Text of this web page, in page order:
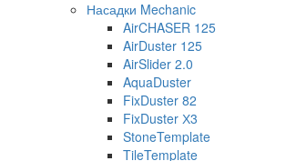
Насадки Mechanic
AirCHASER 125
AirDuster 125
AirSlider 2.0
AquaDuster
FixDuster 82
FixDuster Х3
StoneTemplate
TileTemplate